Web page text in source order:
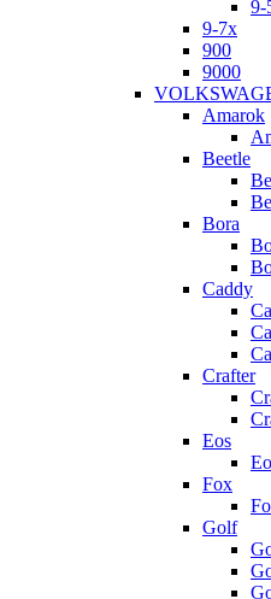
9-
9-7x
900
9000
Amarok
Beetle
Bora
Caddy
Crafter
Eos
Fox
Golf